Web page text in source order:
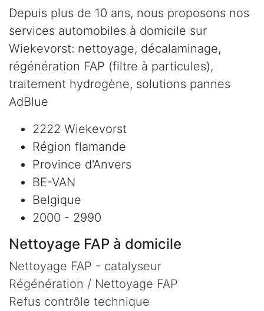
Depuis plus de 10 ans, nous proposons nos
services automobiles à domicile sur
Wiekevorst: nettoyage, décalaminage,
régénération FAP (filtre à particules),
traitement hydrogène, solutions pannes
AdBlue
2222 Wiekevorst
Région flamande
Province d'Anvers
BE-VAN
Belgique
2000 - 2990
Nettoyage FAP à domicile
Nettoyage FAP - catalyseur
Régénération / Nettoyage FAP
Refus contrôle technique